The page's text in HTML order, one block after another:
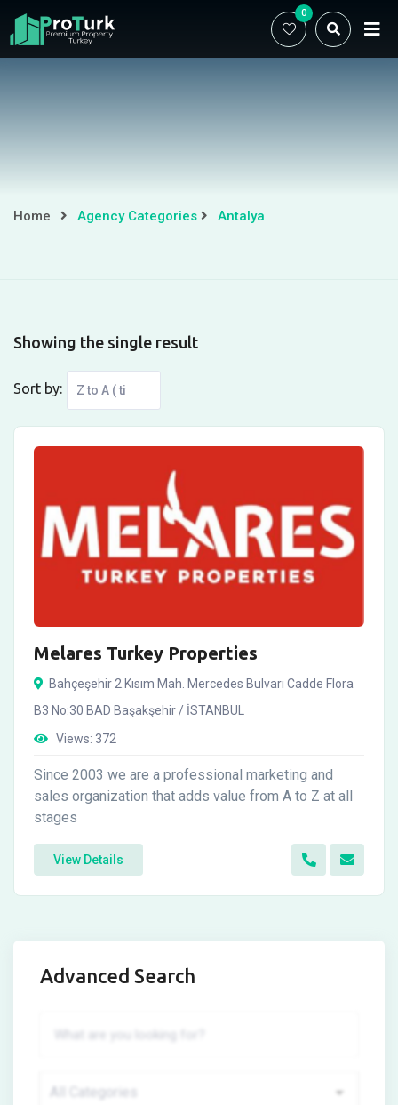
Skip
to
0
Antalya
Home Agency Categories Antalya
Showing the single result
Sort by:
Melares Turkey Properties
Bahçeşehir 2.Kısım Mah. Mercedes Bulvarı Cadde Flora
B3 No:30 BAD Başakşehir / İSTANBUL
Views: 372
Since 2003 we are a professional marketing and
sales organization that adds value from A to Z at all
stages
View Details
Advanced Search